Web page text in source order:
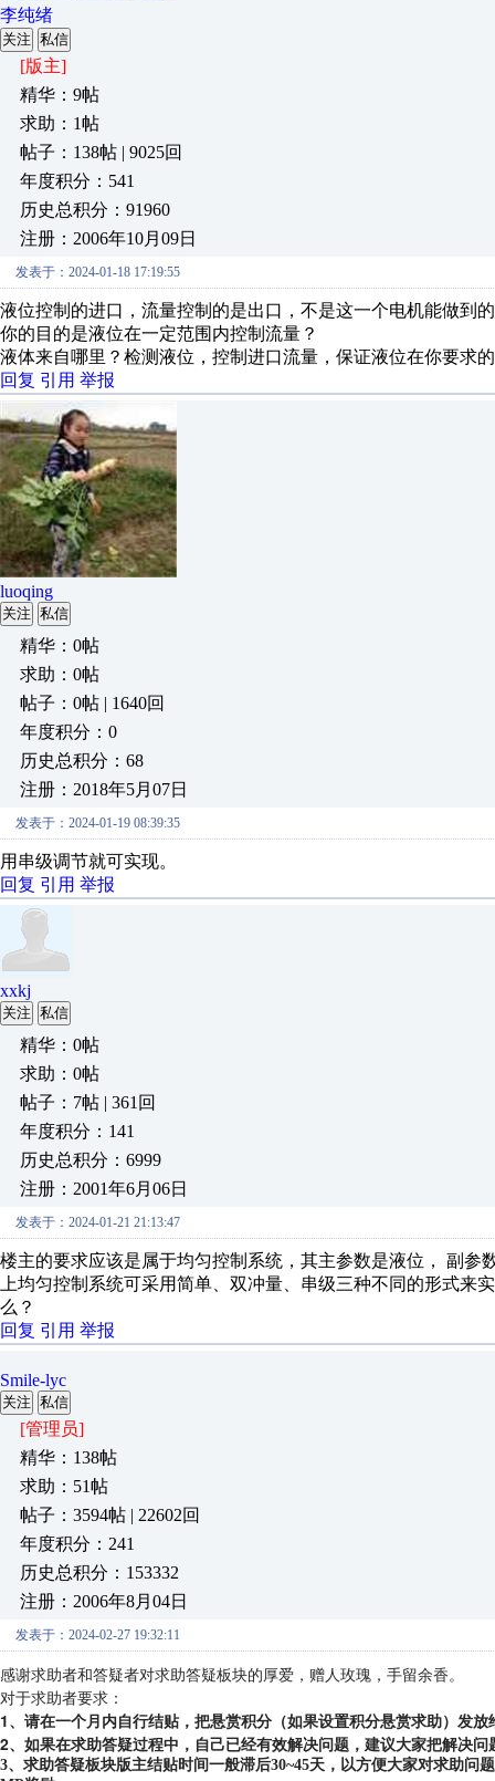
李纯绪
关注 私信
[版主]
精华：9帖
求助：1帖
帖子：138帖 | 9025回
年度积分：541
历史总积分：91960
注册：2006年10月09日
发表于：2024-01-18 17:19:55
液位控制的进口，流量控制的是出口，不是这一个电机能做到
你的目的是液位在一定范围内控制流量？
液体来自哪里？检测液位，控制进口流量，保证液位在你要求
回复 引用 举报
luoqing
关注 私信
精华：0帖
求助：0帖
帖子：0帖 | 1640回
年度积分：0
历史总积分：68
注册：2018年5月07日
发表于：2024-01-19 08:39:35
用串级调节就可实现。
回复 引用 举报
xxkj
关注 私信
精华：0帖
求助：0帖
帖子：7帖 | 361回
年度积分：141
历史总积分：6999
注册：2001年6月06日
发表于：2024-01-21 21:13:47
楼主的要求应该是属于均匀控制系统，其主参数是液位， 副
上均匀控制系统可采用简单、双冲量、串级三种不同的形式来
么？
回复 引用 举报
Smile-lyc
关注 私信
[管理员]
精华：138帖
求助：51帖
帖子：3594帖 | 22602回
年度积分：241
历史总积分：153332
注册：2006年8月04日
发表于：2024-02-27 19:32:11
感谢求助者和答疑者对求助答疑板块的厚爱，赠人玫瑰，手留余香。
对于求助者要求：
1、请在一个月内自行结贴，把悬赏积分（如果设置积分悬赏求助）发放
2、如果在求助答疑过程中，自己已经有效解决问题，建议大家把解决
3、求助答疑板块版主结贴时间一般滞后30~45天，以方便大家对求助